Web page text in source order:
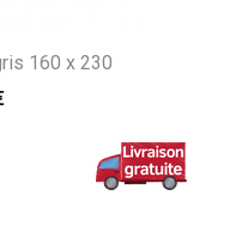
160 x 230